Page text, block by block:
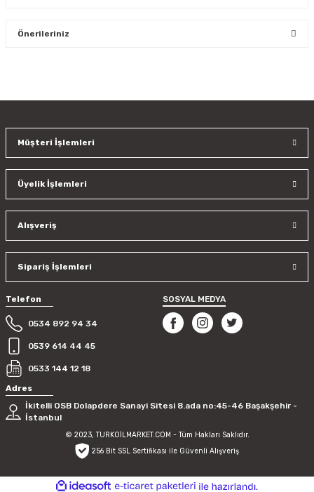
Önerileriniz
Ürün resmi kalitesiz, bozuk veya görüntülenemiyor.
Ürün bilgilerinde hatalar bulunuyor.
Bu ürüne benzer farklı alternatifler olmalı.
Gönder
Müşteri İşlemleri
Üyelik İşlemleri
Alışveriş
Sipariş İşlemleri
Telefon
0534 892 94 34
0539 614 44 45
0533 144 12 18
SOSYAL MEDYA
Adres
İkitelli OSB Dolapdere Sanayi Sitesi 8.ada no:45-46 Başakşehir -
İstanbul
© 2023, TURKOİLMARKET.COM - Tüm Hakları Saklıdır.
256 Bit SSL Sertifikası ile Güvenli Alışveriş
ideasoft e-